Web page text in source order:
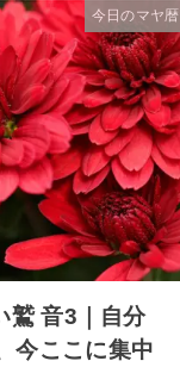
今日のマヤ暦
鷲 音3｜自分
今ここに集中